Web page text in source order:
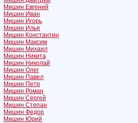
Мишин Евгений
Мишин Иван
Мишин Игорь
Мишин Илья
Мишин Константин
Мишин Максим
Мишин Михаил
Мишин Никита
Мишин Николай
Мишин Олег
Мишин Павел
Мишин Петр
Мишин Роман
Мишин Сергей
Мишин Степан
Мишин Федор
Мишин Юрий